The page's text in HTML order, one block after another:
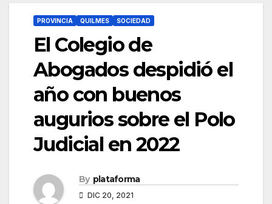
PROVINCIA QUILMES SOCIEDAD
El Colegio de
Abogados despidió el
año con buenos
augurios sobre el Polo
Judicial en 2022
By plataforma
DIC 20, 2021